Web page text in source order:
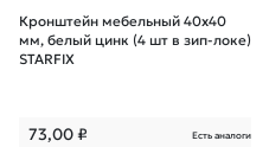
Кронштейн мебельный 40х40
мм, белый цинк (4 шт в зип-локе)
STARFIX
73,00₽ Есть аналоги